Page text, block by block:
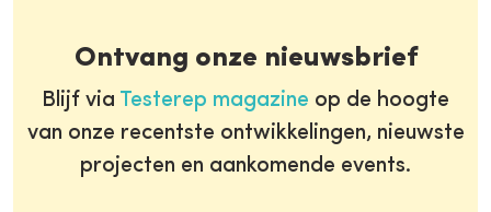
Ontvang onze nieuwsbrief
Blijf via Testerep magazine op de hoogte
van onze recentste ontwikkelingen, nieuwste
projecten en aankomende events.